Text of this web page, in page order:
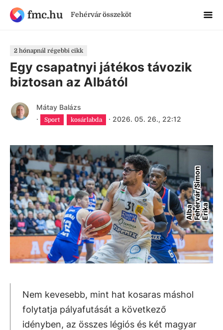
fmc.hu Fehérvár összeköt
2 hónapnál régebbi cikk
Egy csapatnyi játékos távozik
biztosan az Albától
Mátay Balázs
·
Sport kosárlabda · 2026. 05. 26., 22:12
A
l
b
a
F
e
h
é
r
v
á
r
/
S
i
m
on
E
r
i
k a
Nem kevesebb, mint hat kosaras máshol
folytatja pályafutását a következő
idényben, az összes légiós és két magyar